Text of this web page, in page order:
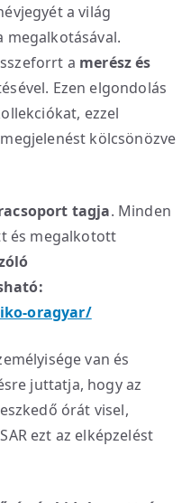
a világ
megalkotásával.
a merész és
Ezen elgondolás
ezzel
kölcsönözve
tagja. Minden
és megalkotott
oragyar/
van és
juttatja, hogy az
órát visel,
ezt az elképzelést